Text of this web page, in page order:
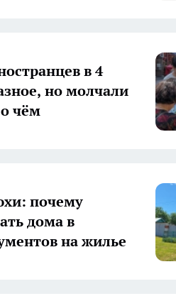
в 4
но молчали
чём
почему
дома в
на жилье